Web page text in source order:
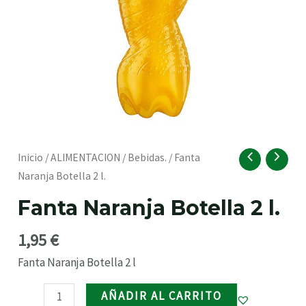
Inicio /ALIMENTACION / Bebidas. / Fanta
Naranja Botella 2 l.
Fanta Naranja Botella 2 l.
1,95€
Fanta Naranja Botella 2 l
Fanta
Naranja
2
cantidad
AÑADIR AL CARRITO